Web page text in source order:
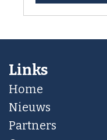
Links
Home
Nieuws
Partners